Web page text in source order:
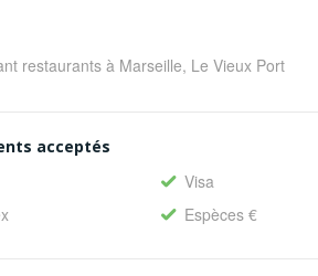
restaurants à Marseille, Le Vieux Port
acceptés
Visa
Espèces €